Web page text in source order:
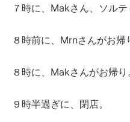
７時に、Makさん、ソルテ
８時前に、Mrnさんがお帰
８時に、Makさんがお帰り
９時半過ぎに、閉店。